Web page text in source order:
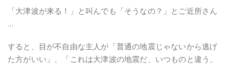
「大津波が来る！」と叫んでも「そうなの？」とご近所さん
…
すると、目が不自由な主人が「普通の地震じゃないから逃げ
た方がいい」、「これは大津波の地震だ、いつものと違う、